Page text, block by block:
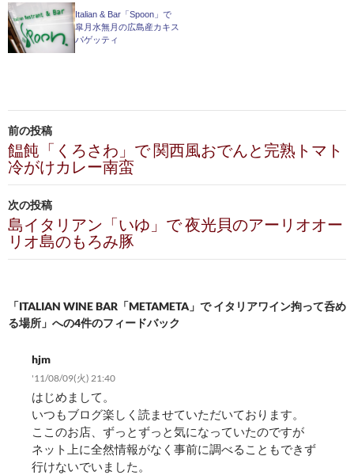
Italian & Bar「Spoon」で
皐月水無月の広島産カキス
パゲッティ
投
稿
ナ
ビ
ゲ
ー
ョ
前の投稿
饂飩「くろさわ」で 関西風おでんと完熟トマト
冷がけカレー南蛮
次の投稿
島イタリアン「いゆ」で 夜光貝のアーリオオー
リオ島のもろみ豚
「ITALIAN WINE BAR「METAMETA」で イタリアワイン拘って呑め
る場所」への4件のフィードバック
hjm
'11/08/09(火) 21:40
はじめまして。
いつもブログ楽しく読ませていただいております。
ここのお店、ずっとずっと気になっていたのですが
ネット上に全然情報がなく事前に調べることもできず
行けないでいました。